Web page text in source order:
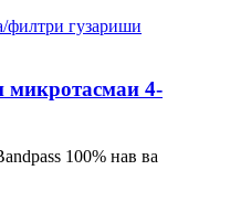
микротасмаи 4-
100% нав ва